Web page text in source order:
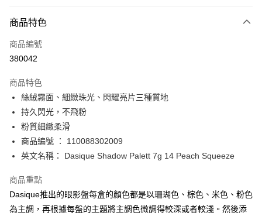
信用卡
Apple Pay
PayMe
WeChat Pay
BoC Pay
順豐自助櫃 - 確認發貨後1-3個工作天送達
每筆HK$65.00，滿HK$300.00或以上免運費
商品特色
商品編號
380042
商品特色
絲絨霧面、細緻珠光、閃耀亮片三種質地
持久閃光，不飛粉
粉質細緻柔滑
商品編號 ： 110088302009
英文名稱： Dasique Shadow Palett 7g 14 Peach Squeeze
商品重點
Dasique推出的眼影盤每盒的顏色都是以珊瑚色、棕色、米色、粉色
為主調，再根據每盤的主題將主調色微調得較深或者較淺。然後添